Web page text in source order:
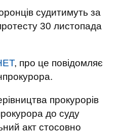
судитимуть за
протесту 30 листопада
, про це повідомляє
прокурорів
до суду
акт стосовно